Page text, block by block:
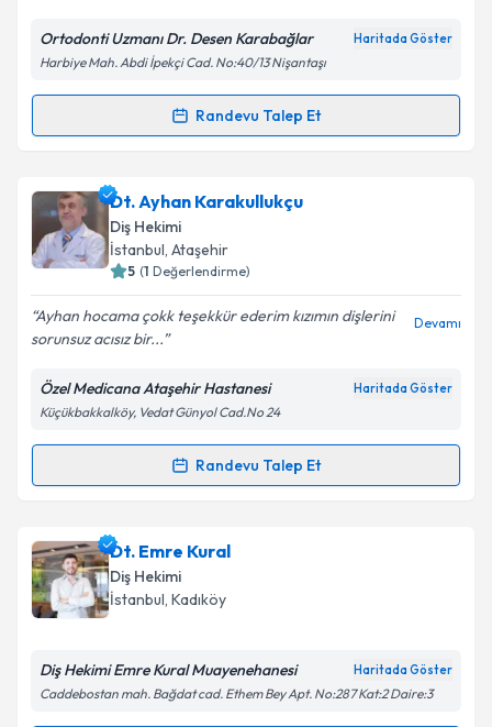
Kişisel verilerimin işlenmesine ilişkin
Aydınlatma
Metni'ni okudum ve kişisel verilerimin belirtilen
kapsamda işlenmesini kabul ediyorum.
Ortodonti Uzmanı Dr. Desen Karabağlar Haritada Göster
Harbiye Mah. Abdi İpekçi Cad. No:40/13 Nişantaşı
Randevu Talep Et
Randevu Takvimi Talebi
Dr. Dt. Desen Karabağlariçin randevu takvimi
talebi oluşturun. Size bu uzmandan randevu almanız
için bir takvim hazırlandığında e-posta ile
bilgilendireceğiz.
E-posta Adresiniz
Kişisel verilerimin işlenmesine ilişkin
Metni'ni okudum ve kişisel verilerimin belirtilen
kapsamda işlenmesini kabul ediyorum.
Dt. Ayhan Karakullukçu
Diş Hekimi
İstanbul, Ataşehir
5 (1 Değerlendirme)
Ayhan hocama çokk teşekkür ederim kızımın dişlerini
sorunsuz acısız bir...
Devamı
Özel Medicana Ataşehir Hastanesi Haritada Göster
Küçükbakkalköy, Vedat Günyol Cad.No 24
Randevu Talep Et
Randevu Takvimi Talebi
Dt. Ayhan Karakullukçu
oluşturun. Size bu uzmandan randevu almanız için bir
takvim hazırlandığında e-posta ile bilgilendireceğiz.
Dt. Emre Kural
Diş Hekimi
İstanbul, Kadıköy
Diş Hekimi Emre Kural Muayenehanesi Haritada Göster
Caddebostan mah. Bağdat cad. Ethem Bey Apt. No:287 Kat:2 Daire:3